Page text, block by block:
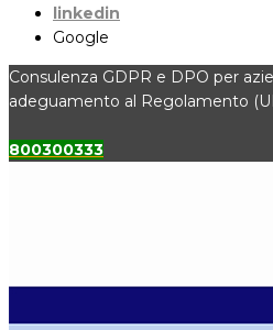
linkedin
Google
Consulenza GDPR e DPO per
adeguamento al Regolamento
800300333